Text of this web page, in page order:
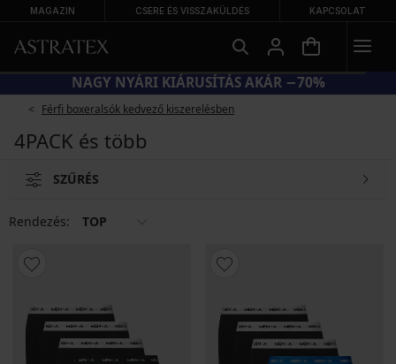
MAGAZIN CSERE ÉS VISSZAKÜLDÉS KAPCSOLAT
NAGY NYÁRI KIÁRUSÍTÁS AKÁR
Férfi boxeralsók kedvező kiszerelésben
4PACK és több
SZŰRÉS
Rendezés: TOP